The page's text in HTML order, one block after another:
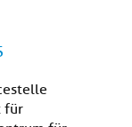
für